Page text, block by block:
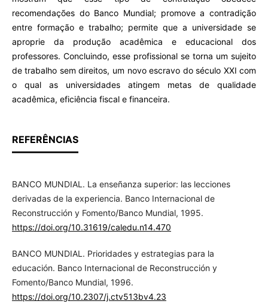
recomendações do Banco Mundial; promove a contradição
entre formação e trabalho; permite que a universidade se
aproprie da produção acadêmica e educacional dos
professores. Concluindo, esse profissional se torna um sujeito
de trabalho sem direitos, um novo escravo do século XXI com
o qual as universidades atingem metas de qualidade
acadêmica, eficiência fiscal e financeira.
REFERÊNCIAS
BANCO MUNDIAL. La enseñanza superior: las lecciones
derivadas de la experiencia. Banco Internacional de
Reconstrucción y Fomento/Banco Mundial, 1995.
https://doi.org/10.31619/caledu.n14.470
BANCO MUNDIAL. Prioridades y estrategias para la
educación. Banco Internacional de Reconstrucción y
Fomento/Banco Mundial, 1996.
https://doi.org/10.2307/j.ctv513bv4.23